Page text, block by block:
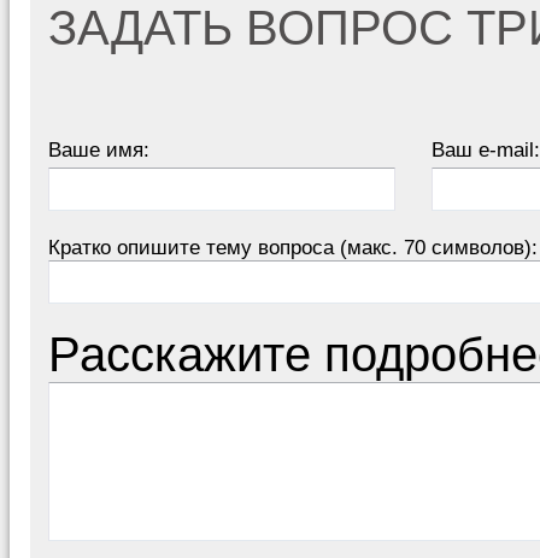
ЗАДАТЬ ВОПРОС
Ваше имя: Ваш e-mail:
Кратко опишите тему вопроса (макс. 70 символов):
Расскажите